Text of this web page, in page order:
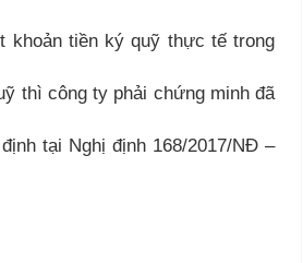
khoản tiền ký quỹ thực tế trong
thì công ty phải chứng minh đã
tại Nghị định 168/2017/NĐ –